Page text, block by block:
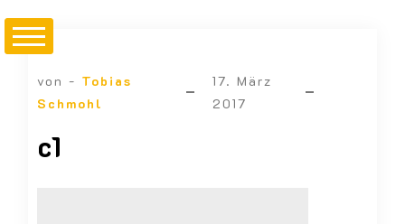
von - Tobias
Schmohl
17. März
2017
c1